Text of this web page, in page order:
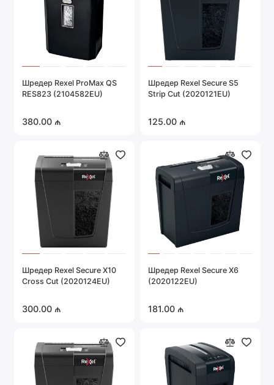
Шредер Rexel ProMax QS
RES823 (2104582EU)
380.00 ₼
Шредер Rexel Secure S5
Strip Cut (2020121EU)
125.00 ₼
Шредер Rexel Secure X10
Cross Cut (2020124EU)
300.00 ₼
Шредер Rexel Secure X6
(2020122EU)
181.00 ₼